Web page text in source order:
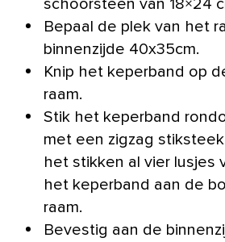
schoorsteen van 18×24
Bepaal de plek van het
binnenzijde 40x35cm.
Knip het keperband op
raam.
Stik het keperband
met een zigzag
het stikken al vier lusjes
het keperband aan de
raam.
Bevestig aan de